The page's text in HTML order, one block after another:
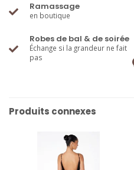
Ramassage
en boutique
Robes de bal & de soirée
Échange si la grandeur ne fait
pas
Produits connexes